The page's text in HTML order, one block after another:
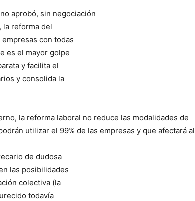
aprobó, sin negociación
reforma del
con todas
es el mayor golpe
y facilita el
y consolida la
la reforma laboral no reduce las modalidades de
utilizar el 99% de las empresas y que afectará al
de dudosa
las posibilidades
colectiva (la
todavía